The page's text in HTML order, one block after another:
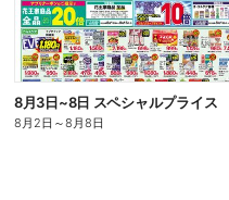
8月3日~8日 スペシャルプライス
8月2日 ～8月8日